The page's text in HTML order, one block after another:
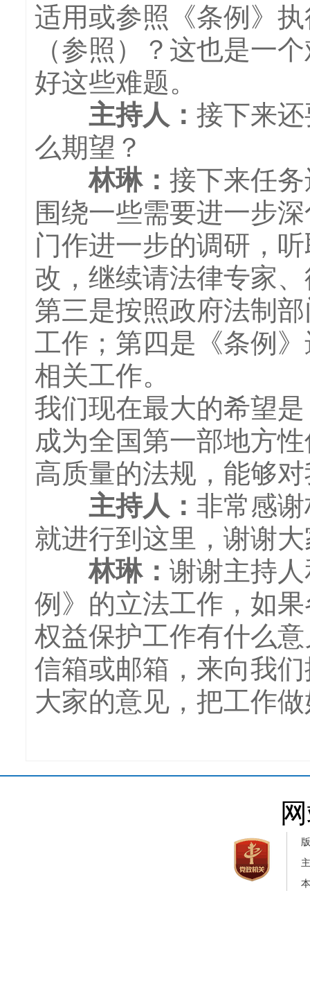
适用或参照《条例》
（参照）？这也是一
好这些难题。
主持人 ： 接下来
么期望？
林琳： 接下来任
围绕一些需要进一步
门作进一步的调研，
改，继续请法律专家
第三是按照政府法制
工作；第四是《条例
相关工作。
我们现在最大的希望
成为全国第一部地方
高质量的法规，能够
主持人： 非常感
就进行到这里，谢谢
林琳： 谢谢主持
例》的立法工作，如
权益保护工作有什么
信箱或邮箱，来向我
大家的意见，把工作